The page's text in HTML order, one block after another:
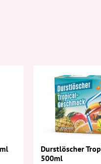
Durstlöscher
500ml